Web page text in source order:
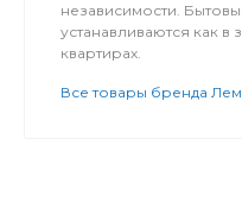
независимости.
устанавливаются как в
квартирах.
Все товары бренда